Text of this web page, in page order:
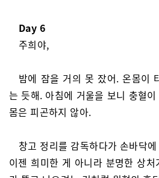
Day 6
주희야,
밤에 잠을 거의 못 잤어. 온몸이
는 듯해. 아침에 거울을 보니 충혈
몸은 피곤하지 않아.
창고 정리를 감독하다가 손바닥
이젠 희미한 게 아니라 분명한 상